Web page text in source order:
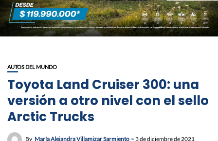
AUTOS DEL MUNDO
Toyota Land Cruiser 300: una
versión a otro nivel con el sello
Arctic Trucks
By María Alejandra Villamizar Sarmiento 3 de diciembre de 2021